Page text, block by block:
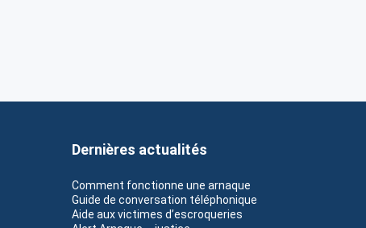
Dernières actualités
Comment fonctionne une arnaque
Guide de conversation téléphonique
Aide aux victimes d’escroqueries